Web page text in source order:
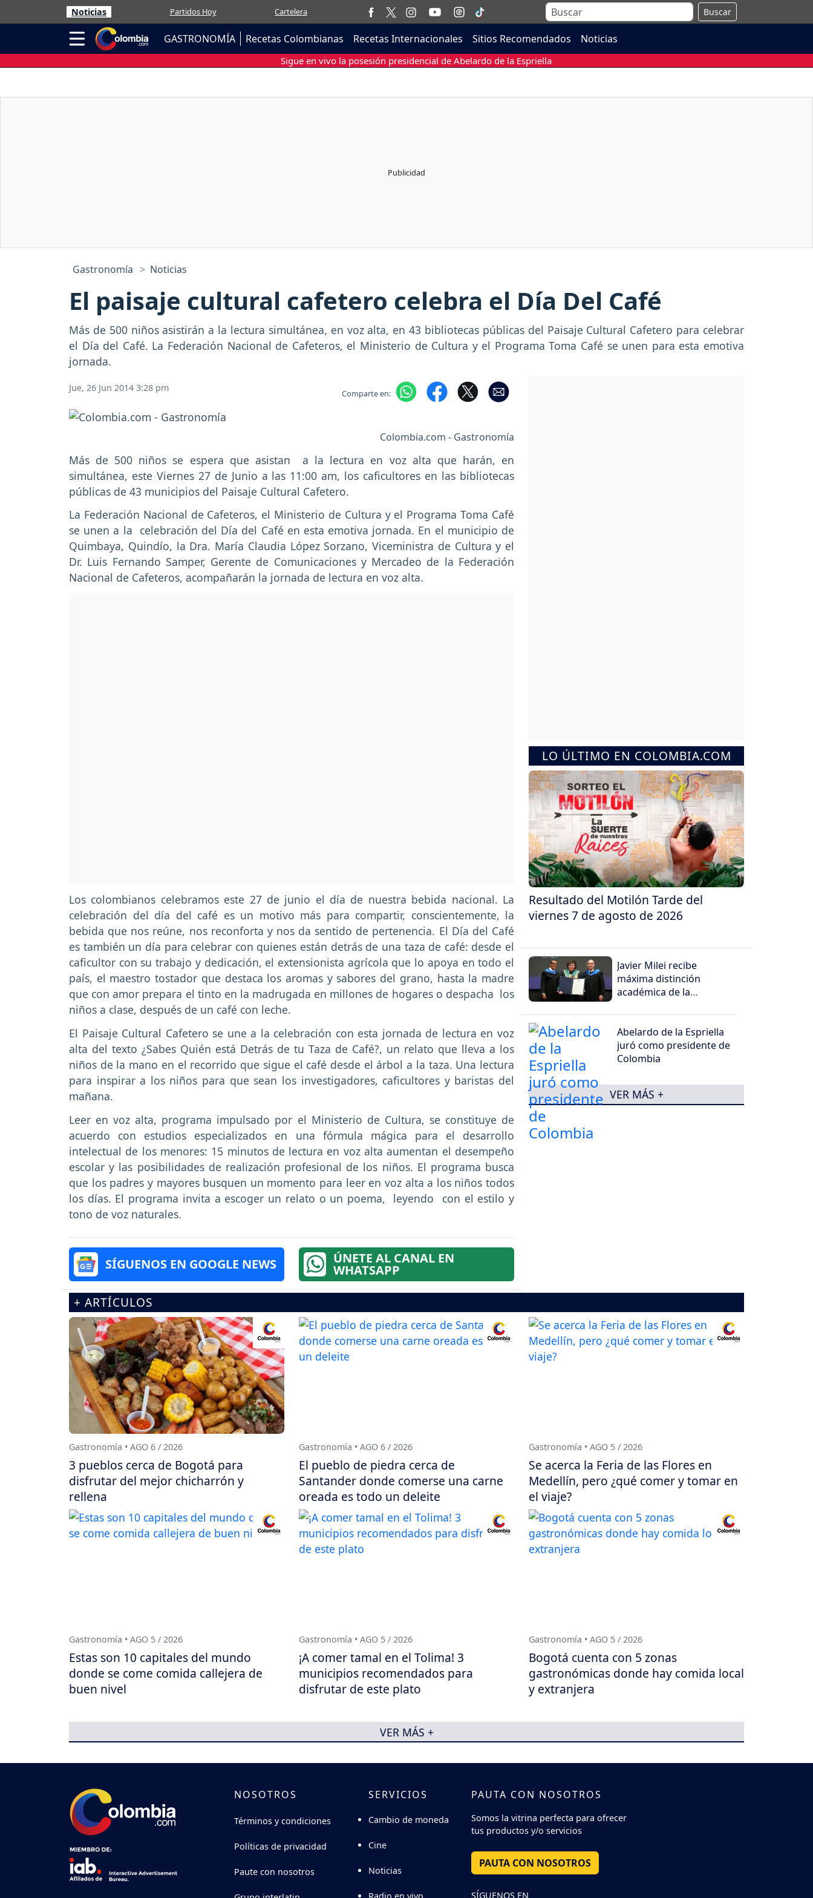
Noticias Partidos Hoy Cartelera Buscar
GASTRONOMÍA Recetas Colombianas Recetas Internacionales Sitios Recomendados Noticias
Sigue en vivo la posesión presidencial de Abelardo de la Espriella
Gastronomía Noticias
El paisaje cultural cafetero celebra el Día Del Café
Más de 500 niños asistirán a la lectura simultánea, en voz alta, en 43 bibliotecas públicas del Paisaje Cultural Cafetero para celebrar
el Día del Café. La Federación Nacional de Cafeteros, el Ministerio de Cultura y el Programa Toma Café se unen para esta emotiva
jornada.
Jue, 26 Jun 2014 3:28 pm Comparte en:
Colombia.com - Gastronomía
Más de 500 niños se espera que asistan a la lectura en voz alta que harán, en
simultánea, este Viernes 27 de Junio a las 11:00 am, los caficultores en las bibliotecas
públicas de 43 municipios del Paisaje Cultural Cafetero.
La Federación Nacional de Cafeteros, el Ministerio de Cultura y el Programa Toma Café
se unen a la celebración del Día del Café en esta emotiva jornada. En el municipio de
Quimbaya, Quindío, la Dra. María Claudia López Sorzano, Viceministra de Cultura y el
Dr. Luis Fernando Samper, Gerente de Comunicaciones y Mercadeo de la Federación
Nacional de Cafeteros, acompañarán la jornada de lectura en voz alta.
Los colombianos celebramos este 27 de junio el día de nuestra bebida nacional. La
celebración del día del café es un motivo más para compartir, conscientemente, la
bebida que nos reúne, nos reconforta y nos da sentido de pertenencia. El Día del Café
es también un día para celebrar con quienes están detrás de una taza de café: desde el
caficultor con su trabajo y dedicación, el extensionista agrícola que lo apoya en todo el
país, el maestro tostador que destaca los aromas y sabores del grano, hasta la madre
que con amor prepara el tinto en la madrugada en millones de hogares o despacha los
niños a clase, después de un café con leche.
El Paisaje Cultural Cafetero se une a la celebración con esta jornada de lectura en voz
alta del texto ¿Sabes Quién está Detrás de tu Taza de Café?, un relato que lleva a los
niños de la mano en el recorrido que sigue el café desde el árbol a la taza. Una lectura
para inspirar a los niños para que sean los investigadores, caficultores y baristas del
mañana.
Leer en voz alta, programa impulsado por el Ministerio de Cultura, se constituye de
acuerdo con estudios especializados en una fórmula mágica para el desarrollo
intelectual de los menores: 15 minutos de lectura en voz alta aumentan el desempeño
escolar y las posibilidades de realización profesional de los niños. El programa busca
que los padres y mayores busquen un momento para leer en voz alta a los niños todos
los días. El programa invita a escoger un relato o un poema, leyendo con el estilo y
tono de voz naturales.
SÍGUENOS EN GOOGLE NEWS ÚNETE AL CANAL EN
WHATSAPP
LO ÚLTIMO EN COLOMBIA.COM
Resultado del Motilón Tarde del
viernes 7 de agosto de 2026
Javier Milei recibe
máxima distinción
académica de la
Cali
Abelardo de la Espriella
juró como presidente de
Colombia
VER MÁS +
+ ARTÍCULOS
Gastronomía • AGO 6 / 2026
3 pueblos cerca de Bogotá para
disfrutar del mejor chicharrón y
rellena
Gastronomía • AGO 6 / 2026
El pueblo de piedra cerca de
Santander donde comerse una carne
oreada es todo un deleite
Gastronomía • AGO 5 / 2026
Se acerca la Feria de las Flores en
Medellín, pero ¿qué comer y tomar en
el viaje?
Gastronomía • AGO 5 / 2026
Estas son 10 capitales del mundo
donde se come comida callejera de
buen nivel
Gastronomía • AGO 5 / 2026
¡A comer tamal en el Tolima! 3
municipios recomendados para
disfrutar de este plato
Gastronomía • AGO 5 / 2026
Bogotá cuenta con 5 zonas
gastronómicas donde hay comida local
y extranjera
VER MÁS +
NOSOTROS
Términos y condiciones
Políticas de privacidad
Paute con nosotros
SERVICIOS
Cambio de moneda
Cine
Noticias
PAUTA CON NOSOTROS
Somos la vitrina perfecta para ofrecer
tus productos y/o servicios
PAUTA CON NOSOTROS
SÍGUENOS EN